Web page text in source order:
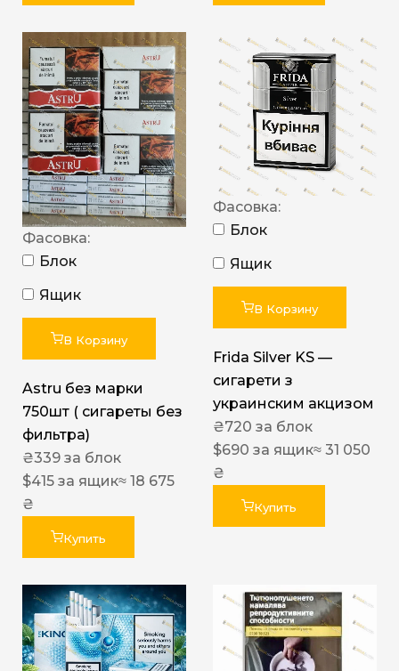
Фасовка:
Блок
Ящик
В Корзину
Astru без марки
750шт ( сигареты без
фильтра)
₴339 за блок
$415 за ящик≈ 18 675
₴
Купить
Фасовка:
Блок
Ящик
В Корзину
Frida Silver KS —
сигарети з
украинским акцизом
₴720 за блок
$690 за ящик≈ 31 050
₴
Купить